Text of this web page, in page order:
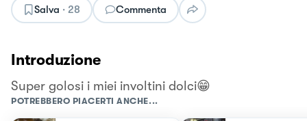
Salva · 28 Commenta
Introduzione
Super golosi i miei involtini dolci😁
POTREBBERO PIACERTI ANCHE...